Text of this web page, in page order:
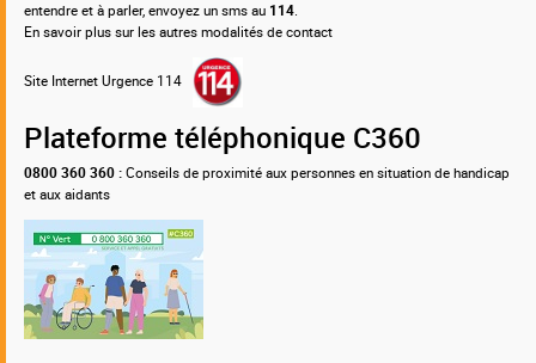
entendre et à parler, envoyez un sms au 114.
En savoir plus sur les autres modalités de contact
Site Internet Urgence 114
Plateforme téléphonique C360
0800 360 360 : Conseils de proximité aux personnes en situation de handicap
et aux aidants